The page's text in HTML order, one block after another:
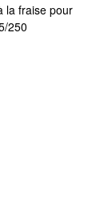
la fraise pour
250